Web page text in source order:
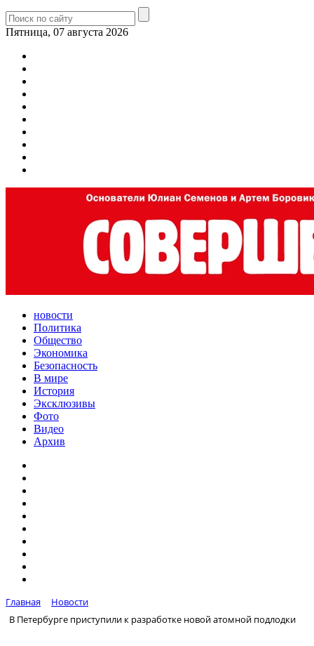
Пятница, 07 августа 2026
новости
Политика
Общество
Экономика
Безопасность
В мире
История
Эксклюзивы
Фото
Видео
Архив
Главная
Новости
В Петербурге приступили к разработке новой атомной подлодки